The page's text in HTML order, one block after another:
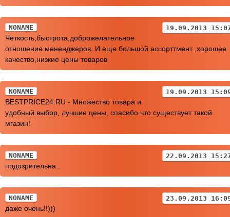
NONAME 19.09.2013
Четкость,быстрота,доброжелательное
отношение мененджеров. И еще большой ассорттмент ,хорошее
качество,низкие цены товаров
NONAME 19.09.2013
BESTPRICE24.RU - Множество товара и
удобный выбор, лучшие цены, спасибо что существует такой
мгазин!
NONAME 22.09.2013
подозрительна..
NONAME 23.09.2013
даже очень!!)))